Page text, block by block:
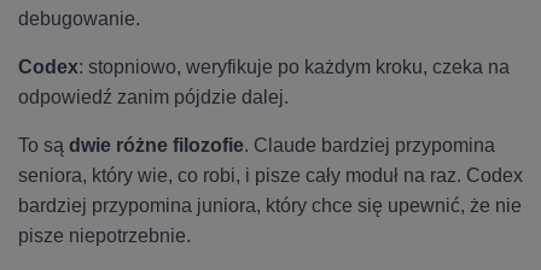
debugowanie.
Codex: stopniowo, weryfikuje po każdym kroku, czeka na
odpowiedź zanim pójdzie dalej.
To są dwie różne filozofie. Claude bardziej przypomina
seniora, który wie, co robi, i pisze cały moduł na raz. Codex
bardziej przypomina juniora, który chce się upewnić, że nie
pisze niepotrzebnie.